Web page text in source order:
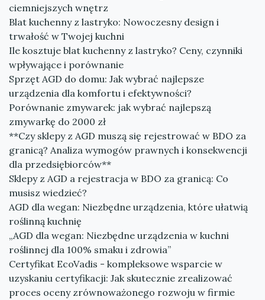
ciemniejszych wnętrz
Blat kuchenny z lastryko: Nowoczesny design i
trwałość w Twojej kuchni
Ile kosztuje blat kuchenny z lastryko? Ceny, czynniki
wpływające i porównanie
Sprzęt AGD do domu: Jak wybrać najlepsze
urządzenia dla komfortu i efektywności?
Porównanie zmywarek: jak wybrać najlepszą
zmywarkę do 2000 zł
**Czy sklepy z AGD muszą się rejestrować w BDO za
granicą? Analiza wymogów prawnych i konsekwencji
dla przedsiębiorców**
Sklepy z AGD a rejestracja w BDO za granicą: Co
musisz wiedzieć?
AGD dla wegan: Niezbędne urządzenia, które ułatwią
roślinną kuchnię
„AGD dla wegan: Niezbędne urządzenia w kuchni
roślinnej dla 100% smaku i zdrowia”
Certyfikat EcoVadis - kompleksowe wsparcie w
uzyskaniu certyfikacji: Jak skutecznie zrealizować
proces oceny zrównoważonego rozwoju w firmie